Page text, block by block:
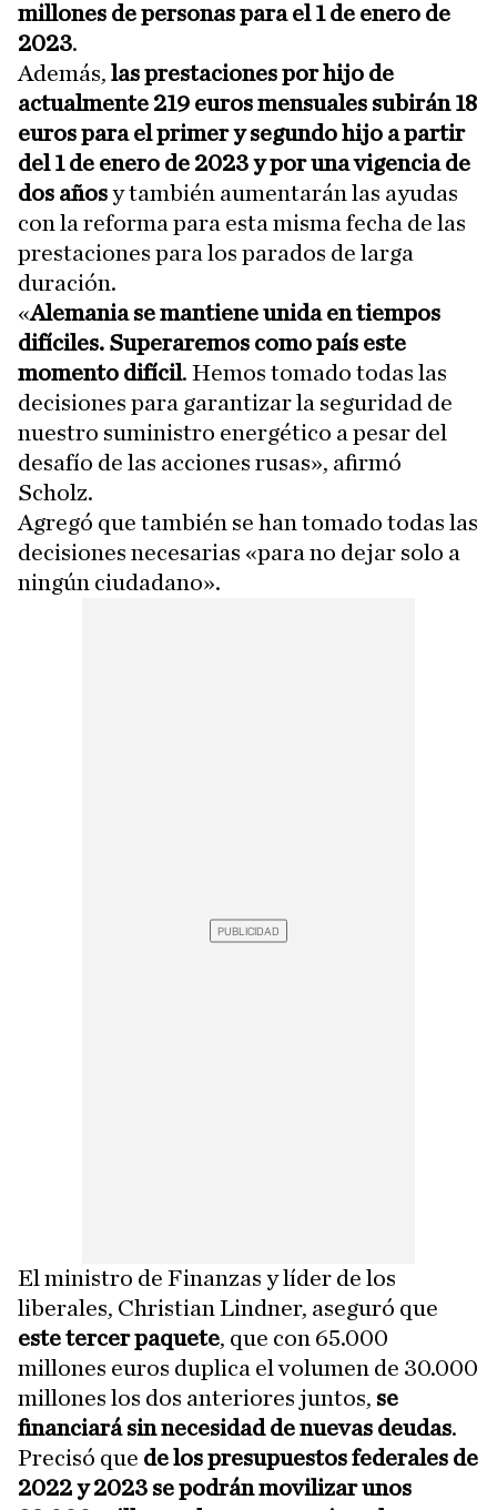
millones de personas para el 1 de enero de
2023.
Además, las prestaciones por hijo de
actualmente 219 euros mensuales subirán 18
euros para el primer y segundo hijo a partir
del 1 de enero de 2023 y por una vigencia de
dos añosy también aumentarán las ayudas
con la reforma para esta misma fecha de las
prestaciones para los parados de larga
duración.
«Alemania se mantiene unida en tiempos
difíciles. Superaremos como país este
momento difícil. Hemos tomado todas las
decisiones para garantizar la seguridad de
nuestro suministro energético a pesar del
desafío de las acciones rusas», afirmó
Scholz.
Agregó que también se han tomado todas las
decisiones necesarias «para no dejar solo a
ningún ciudadano».
El ministro de Finanzas y líder de los
liberales, Christian Lindner, aseguró que
este tercer paquete, que con 65.000
millones euros duplica el volumen de 30.000
millones los dos anteriores juntos, se
financiará sin necesidad de nuevas deudas.
Precisó que de los presupuestos federales de
2022 y 2023 se podrán movilizar unos